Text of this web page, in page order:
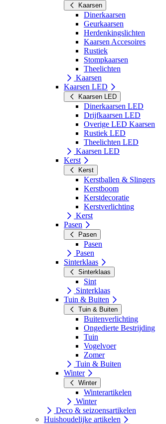
Kaarsen
Dinerkaarsen
Geurkaarsen
Herdenkingslichten
Kaarsen Accesoires
Rustiek
Stompkaarsen
Theelichten
Kaarsen
Kaarsen LED
Kaarsen LED
Dinerkaarsen LED
Drijfkaarsen LED
Overige LED Kaarsen
Rustiek LED
Theelichten LED
Kaarsen LED
Kerst
Kerst
Kerstballen & Slingers
Kerstboom
Kerstdecoratie
Kerstverlichting
Kerst
Pasen
Pasen
Pasen
Pasen
Sinterklaas
Sinterklaas
Sint
Sinterklaas
Tuin & Buiten
Tuin & Buiten
Buitenverlichting
Ongedierte Bestrijding
Tuin
Vogelvoer
Zomer
Tuin & Buiten
Winter
Winter
Winterartikelen
Winter
Deco & seizoensartikelen
Huishoudelijke artikelen